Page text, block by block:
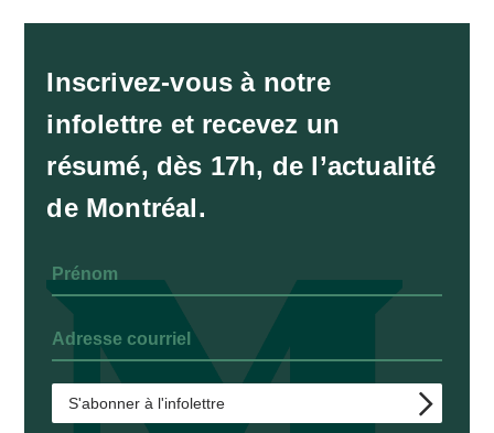
Inscrivez-vous à notre
infolettre et recevez un
résumé, dès 17h, de l’actualité
de Montréal.